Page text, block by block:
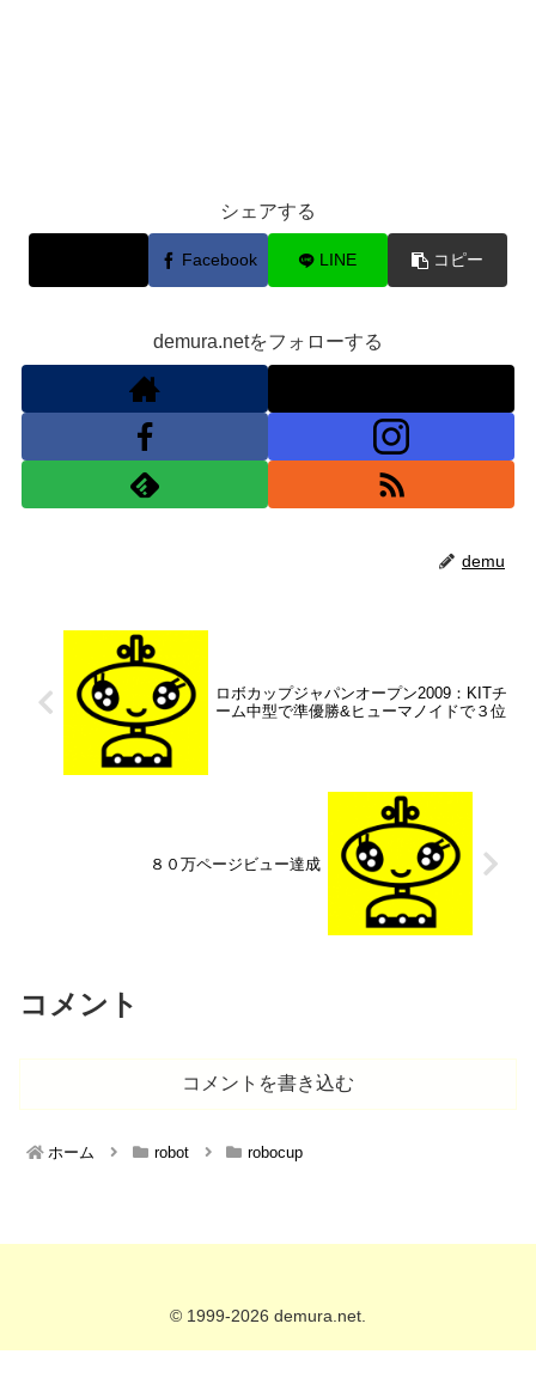
シェアする
Facebook LINE コピー
demura.netをフォローする
demu
ロボカップジャパンオープン2009：KITチ
ーム中型で準優勝&ヒューマノイドで３位
８０万ページビュー達成
コメント
コメントを書き込む
ホーム robot robocup
© 1999-2026 demura.net.